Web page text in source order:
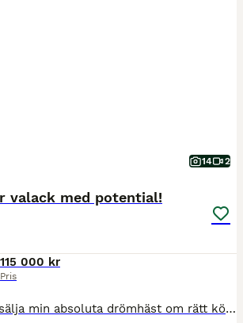
14 2
valack med potential!
115 000 kr
Pris
Går i tankarna att sälja min absoluta drömhäst om rätt köpare dyker upp. Herkir är en sparsamt riden valack som fyller 7 år i sommar. Han har massor av gång och potential att bli riktigt, riktigt fi